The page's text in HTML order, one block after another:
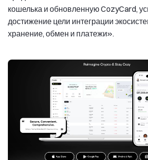
кошелька и обновленную CozyCard,
достижение цели интеграции
хранение, обмен и платежи».